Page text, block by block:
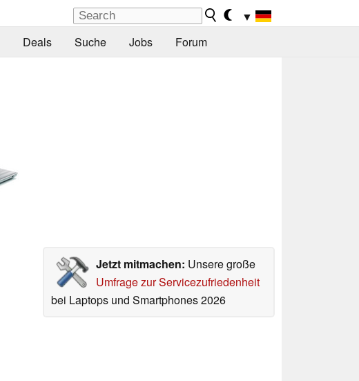
▼
Deals Suche Jobs Forum
Jetzt mitmachen: Unsere große
Umfrage zur Servicezufriedenheit
bei Laptops und Smartphones 2026